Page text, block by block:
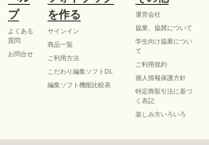
プ
よくある
質問
お問合せ
を作る
サインイン
商品一覧
ご利用方法
こだわり編集ソフトDL
編集ソフト機能比較表
運営会社
協業、協賛について
学生向け協業につい
て
ご利用規約
個人情報保護方針
特定商取引法に基づ
く表記
楽しみ方いろいろ